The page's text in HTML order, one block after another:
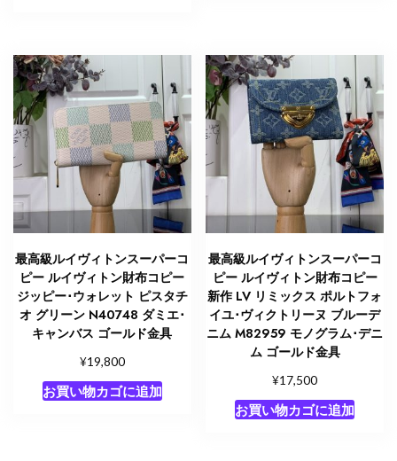
最高級ルイヴィトンスーパーコ
ピー ルイヴィトン財布コピー
ジッピー･ウォレット ピスタチ
オ グリーン N40748 ダミエ･
キャンバス ゴールド金具
¥19,800
お買い物カゴに追加
最高級ルイヴィトンスーパーコ
ピー ルイヴィトン財布コピー
新作 LV リミックス ポルトフォ
イユ･ヴィクトリーヌ ブルーデ
ニム M82959 モノグラム･デニ
ム ゴールド金具
¥17,500
お買い物カゴに追加